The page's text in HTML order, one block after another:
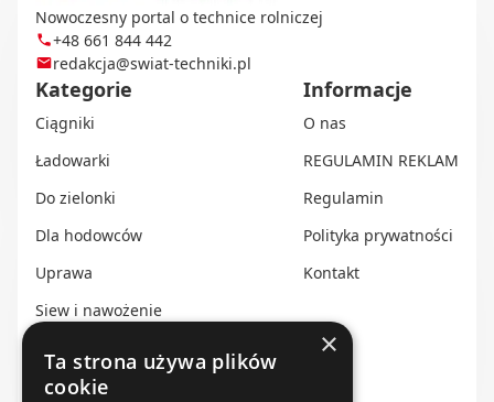
Nowoczesny portal o technice rolniczej
+48 661 844 442
redakcja@swiat-techniki.pl
Kategorie
Ciągniki
Ładowarki
Do zielonki
Dla hodowców
Uprawa
Siew i nawożenie
Transport i przechowywanie
Informacje
O nas
REGULAMIN REKLAM
Regulamin
Polityka prywatności
Kontakt
×
Ta strona używa plików
cookie